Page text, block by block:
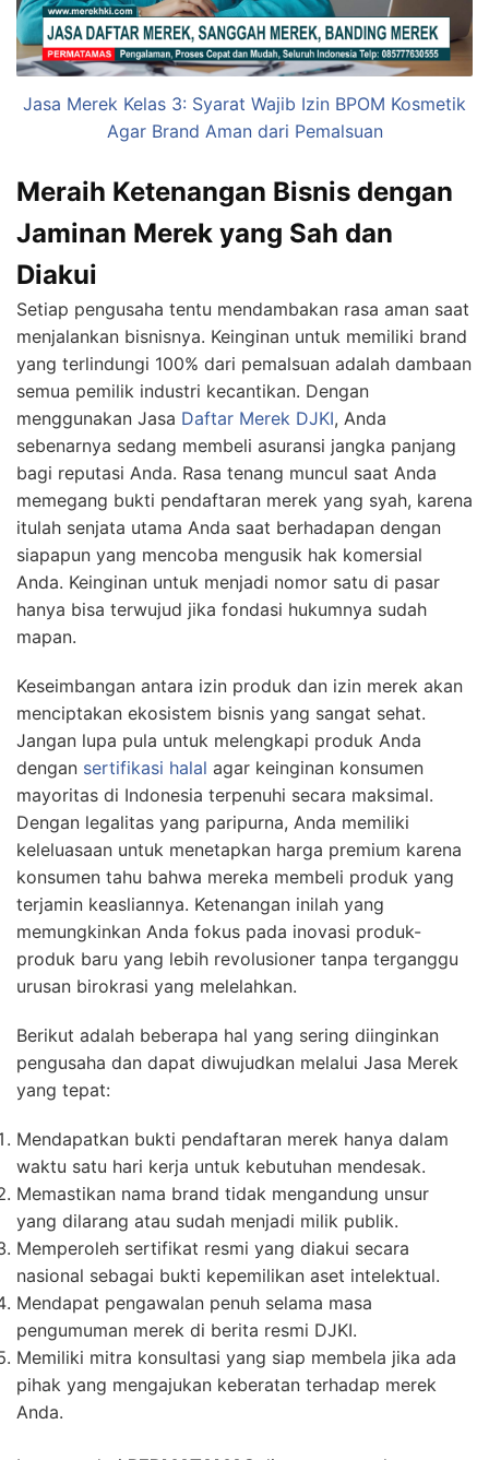
Jasa Merek Kelas 3: Syarat Wajib Izin BPOM Kosmetik
Agar Brand Aman dari Pemalsuan
Meraih Ketenangan Bisnis dengan
Jaminan Merek yang Sah dan
Diakui
Setiap pengusaha tentu mendambakan rasa aman saat
menjalankan bisnisnya. Keinginan untuk memiliki brand
yang terlindungi 100% dari pemalsuan adalah dambaan
semua pemilik industri kecantikan. Dengan
menggunakan Jasa Daftar Merek DJKI, Anda
sebenarnya sedang membeli asuransi jangka panjang
bagi reputasi Anda. Rasa tenang muncul saat Anda
memegang bukti pendaftaran merek yang syah, karena
itulah senjata utama Anda saat berhadapan dengan
siapapun yang mencoba mengusik hak komersial
Anda. Keinginan untuk menjadi nomor satu di pasar
hanya bisa terwujud jika fondasi hukumnya sudah
mapan.
Keseimbangan antara izin produk dan izin merek akan
menciptakan ekosistem bisnis yang sangat sehat.
Jangan lupa pula untuk melengkapi produk Anda
dengan sertifikasi halal agar keinginan konsumen
mayoritas di Indonesia terpenuhi secara maksimal.
Dengan legalitas yang paripurna, Anda memiliki
keleluasaan untuk menetapkan harga premium karena
konsumen tahu bahwa mereka membeli produk yang
terjamin keasliannya. Ketenangan inilah yang
memungkinkan Anda fokus pada inovasi produk-
produk baru yang lebih revolusioner tanpa terganggu
urusan birokrasi yang melelahkan.
Berikut adalah beberapa hal yang sering diinginkan
pengusaha dan dapat diwujudkan melalui Jasa Merek
yang tepat:
Mendapatkan bukti pendaftaran merek hanya dalam
waktu satu hari kerja untuk kebutuhan mendesak.
Memastikan nama brand tidak mengandung unsur
yang dilarang atau sudah menjadi milik publik.
Memperoleh sertifikat resmi yang diakui secara
nasional sebagai bukti kepemilikan aset intelektual.
Mendapat pengawalan penuh selama masa
pengumuman merek di berita resmi DJKI.
Memiliki mitra konsultasi yang siap membela jika ada
pihak yang mengajukan keberatan terhadap merek
Anda.